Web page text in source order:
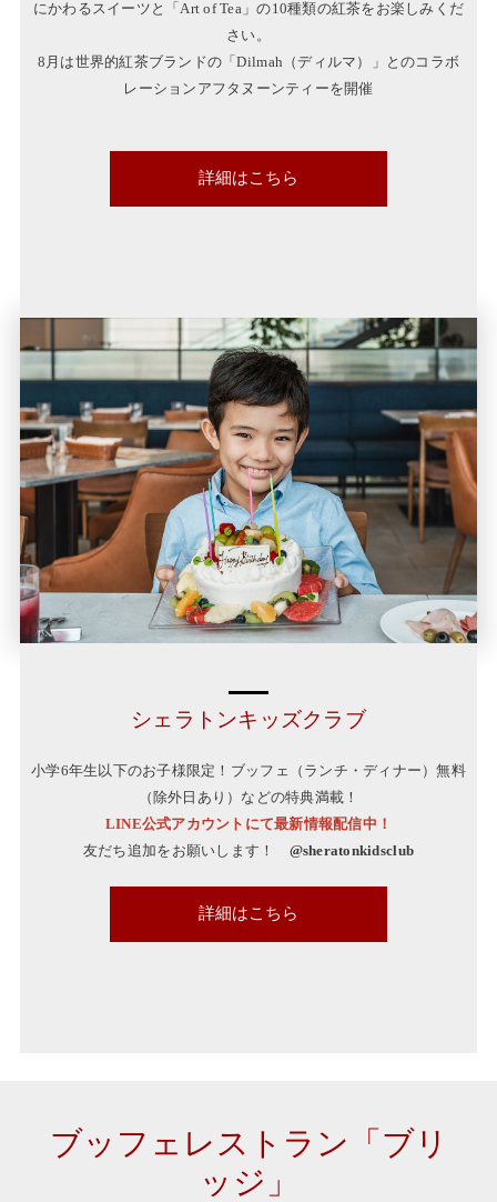
にかわるスイーツと「Art of Tea」の10種類の紅茶をお楽しみくだ
さい。
8月は世界的紅茶ブランドの「Dilmah（ディルマ）」とのコラボ
レーションアフタヌーンティーを開催
詳細はこちら
シェラトンキッズクラブ
小学6年生以下のお子様限定！ブッフェ（ランチ・ディナー）無料
（除外日あり）などの特典満載！
LINE公式アカウントにて最新情報配信中！
友だち追加をお願いします！ @sheratonkidsclub
詳細はこちら
ブッフェレストラン「ブリ
ッジ」